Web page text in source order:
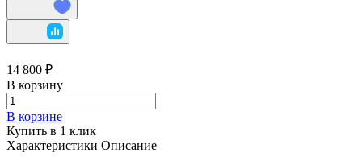
14 800 ₽
В корзину
В корзине
Купить в 1 клик
Характеристики Описание